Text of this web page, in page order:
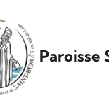
Paroisse